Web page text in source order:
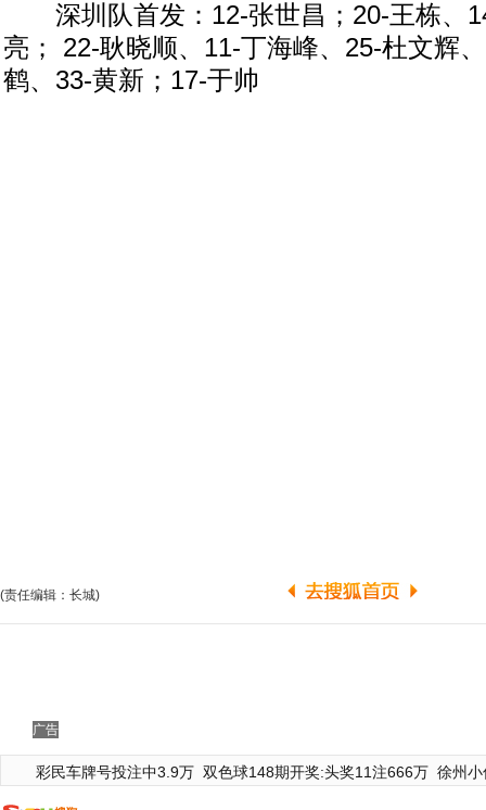
深圳队首发：12-张世昌；20-王栋、
亮； 22-耿晓顺、11-丁海峰、25-杜文辉
鹤、33-黄新；17-于帅
(责任编辑：长城)
广告
彩民车牌号投注中3.9万 双色球148期开奖:头奖11注666万 徐州